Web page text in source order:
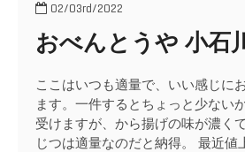
02/03rd/2022
おべんとうや 小石
ここはいつも適量で、いい感じに
ます。一件するとちょっと少ない
受けますが、から揚げの味が濃く
じつは適量なのだと納得。 最近値